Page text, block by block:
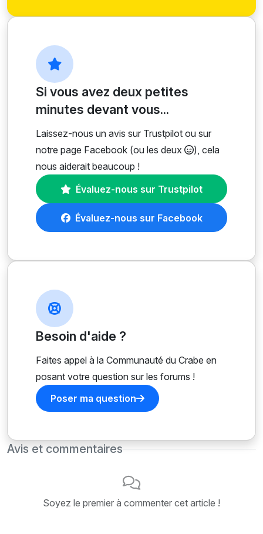
Si vous avez deux petites
minutes devant vous...
Laissez-nous un avis sur Trustpilot ou sur
notre page Facebook (ou les deux
), cela
nous aiderait beaucoup !
Évaluez-nous sur Trustpilot
Évaluez-nous sur Facebook
Besoin d'aide ?
Faites appel à la Communauté du Crabe en
posant votre question sur les forums !
Poser ma question
Avis et commentaires
Soyez le premier à commenter cet article !